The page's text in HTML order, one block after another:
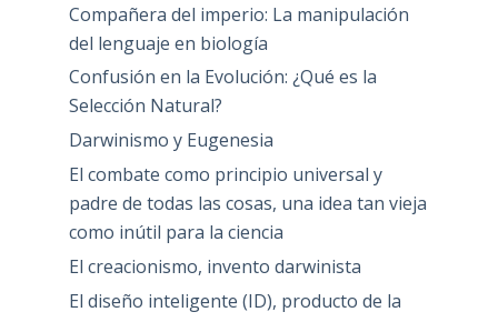
Compañera del imperio: La manipulación
del lenguaje en biología
Confusión en la Evolución: ¿Qué es la
Selección Natural?
Darwinismo y Eugenesia
El combate como principio universal y
padre de todas las cosas, una idea tan vieja
como inútil para la ciencia
El creacionismo, invento darwinista
El diseño inteligente (ID), producto de la